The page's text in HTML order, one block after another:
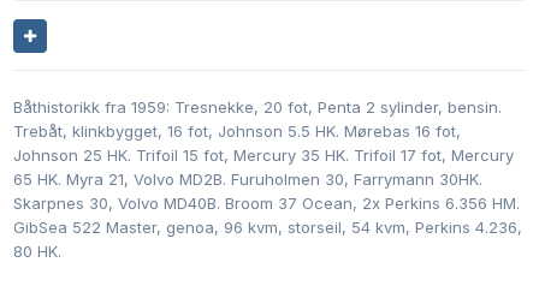
Båthistorikk fra 1959: Tresnekke, 20 fot, Penta 2 sylinder, bensin.
Trebåt, klinkbygget, 16 fot, Johnson 5.5 HK. Mørebas 16 fot,
Johnson 25 HK. Trifoil 15 fot, Mercury 35 HK. Trifoil 17 fot, Mercury
65 HK. Myra 21, Volvo MD2B. Furuholmen 30, Farrymann 30HK.
Skarpnes 30, Volvo MD40B. Broom 37 Ocean, 2x Perkins 6.356 HM.
GibSea 522 Master, genoa, 96 kvm, storseil, 54 kvm, Perkins 4.236,
80 HK.